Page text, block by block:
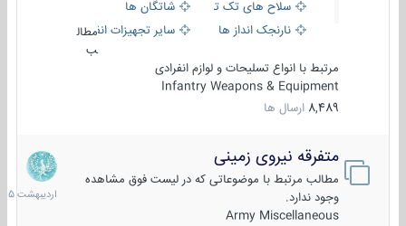
سلاح های تک تیر اندازیشاتگان ها
نارنجک انداز ها
سایر تجهیزات انفرادی
مطال
ب
مرتبط با انواع تسلیحات و لوازم انفرادی
Infantry Weapons & Equipment
8,489 ارسال ها
متفرقه نیروی زمینی
مطالب مرتبط با موضوعاتی که در لیست فوق مشاهده
وجود ندارد.
Army Miscellaneous
27
1405